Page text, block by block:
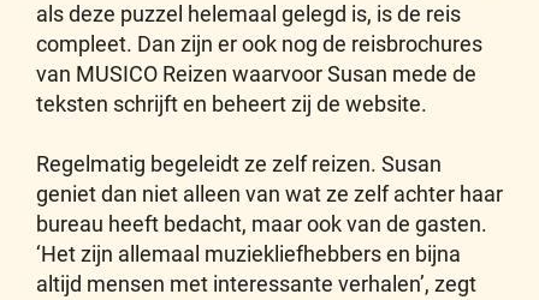
als deze puzzel helemaal gelegd is, is de reis
compleet. Dan zijn er ook nog de reisbrochures
van MUSICO Reizen waarvoor Susan mede de
teksten schrijft en beheert zij de website.
Regelmatig begeleidt ze zelf reizen. Susan
geniet dan niet alleen van wat ze zelf achter haar
bureau heeft bedacht, maar ook van de gasten.
‘Het zijn allemaal muziekliefhebbers en bijna
altijd mensen met interessante verhalen’, zegt